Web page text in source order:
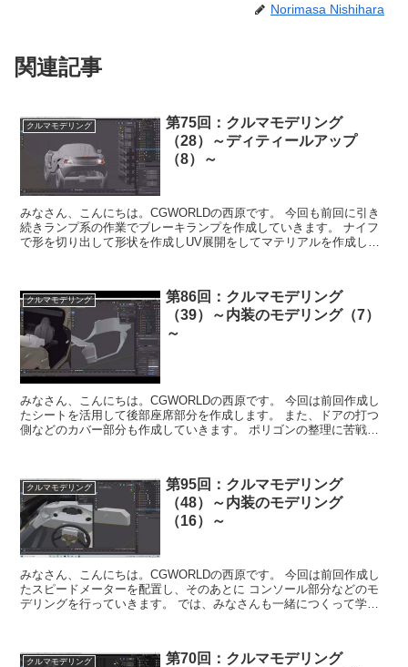
Norimasa Nishihara
関連記事
クルマモデリング
第75回：クルマモデリング
（28）～ディティールアップ
（8）～
みなさん、こんにちは。CGWORLDの西原です。 今回も前回に引き
続きランプ系の作業でブレーキランプを作成していきます。 ナイフ
で形を切り出して形状を作成しUV展開をしてマテリアルを作成して
クルマモデリング
第86回：クルマモデリング
（39）～内装のモデリング（7）
～
みなさん、こんにちは。CGWORLDの西原です。 今回は前回作成し
たシートを活用して後部座席部分を作成します。 また、ドアの打つ
側などのカバー部分も作成していきます。 ポリゴンの整理に苦戦し
クルマモデリング
第95回：クルマモデリング
（48）～内装のモデリング
（16）～
みなさん、こんにちは。CGWORLDの西原です。 今回は前回作成し
たスピードメーターを配置し、そのあとに コンソール部分などのモ
デリングを行っていきます。 では、みなさんも一緒につくって学び
クルマモデリング
第70回：クルマモデリング